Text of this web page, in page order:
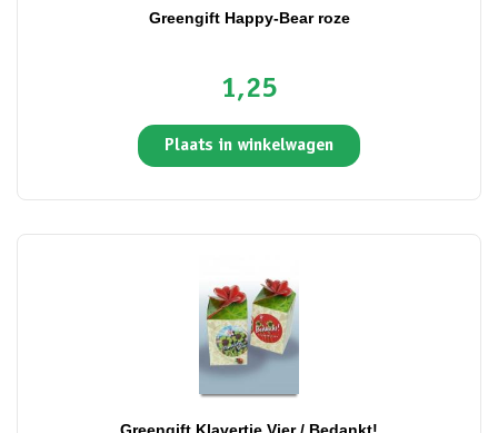
Greengift Happy-Bear roze
1,25
Plaats in winkelwagen